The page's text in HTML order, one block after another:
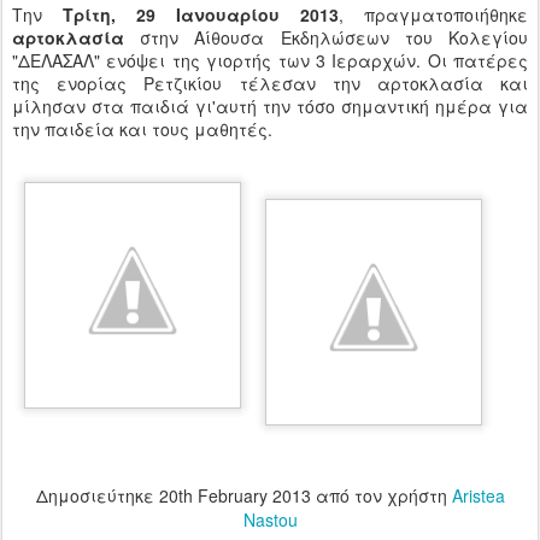
Την Τρίτη, 29 Ιανουαρίου 2013, πραγματοποιήθηκε
αρτοκλασία στην Αίθουσα Εκδηλώσεων του Κολεγίου
"ΔΕΛΑΣΑΛ" ενόψει της γιορτής των 3 Ιεραρχών. Οι πατέρες
της ενορίας Ρετζικίου τέλεσαν την αρτοκλασία και
μίλησαν στα παιδιά γι'αυτή την τόσο σημαντική ημέρα για
την παιδεία και τους μαθητές.
Δημοσιεύτηκε 20th February 2013 από τον χρήστη Aristea
Nastou